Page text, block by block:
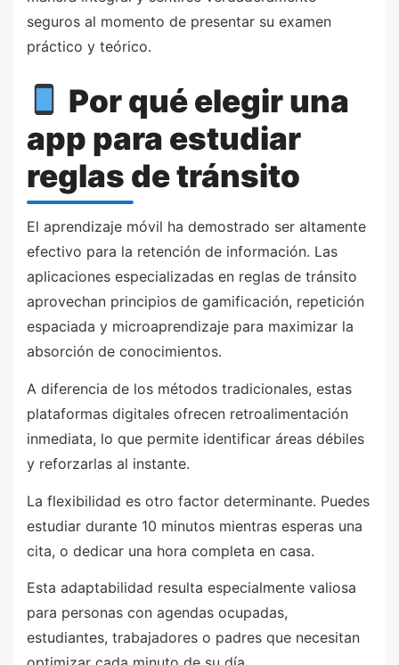
seguros al momento de presentar su examen
práctico y teórico.
Por qué elegir una
app para estudiar
reglas de tránsito
El aprendizaje móvil ha demostrado ser altamente
efectivo para la retención de información. Las
aplicaciones especializadas en reglas de tránsito
aprovechan principios de gamificación, repetición
espaciada y microaprendizaje para maximizar la
absorción de conocimientos.
A diferencia de los métodos tradicionales, estas
plataformas digitales ofrecen retroalimentación
inmediata, lo que permite identificar áreas débiles
y reforzarlas al instante.
La flexibilidad es otro factor determinante. Puedes
estudiar durante 10 minutos mientras esperas una
cita, o dedicar una hora completa en casa.
Esta adaptabilidad resulta especialmente valiosa
para personas con agendas ocupadas,
estudiantes, trabajadores o padres que necesitan